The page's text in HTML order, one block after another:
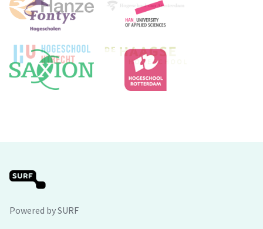
Powered by SURF